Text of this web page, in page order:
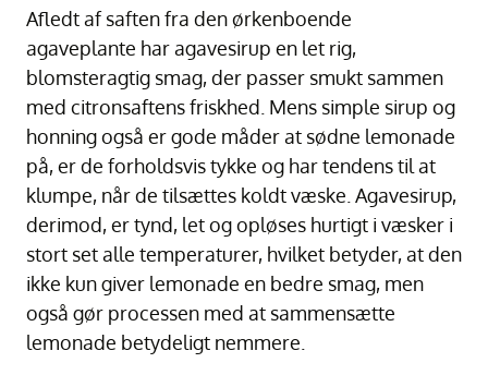
Afledt af saften fra den ørkenboende
agaveplante har agavesirup en let rig,
blomsteragtig smag, der passer smukt sammen
med citronsaftens friskhed. Mens simple sirup og
honning også er gode måder at sødne lemonade
på, er de forholdsvis tykke og har tendens til at
klumpe, når de tilsættes koldt væske. Agavesirup,
derimod, er tynd, let og opløses hurtigt i væsker i
stort set alle temperaturer, hvilket betyder, at den
ikke kun giver lemonade en bedre smag, men
også gør processen med at sammensætte
lemonade betydeligt nemmere.